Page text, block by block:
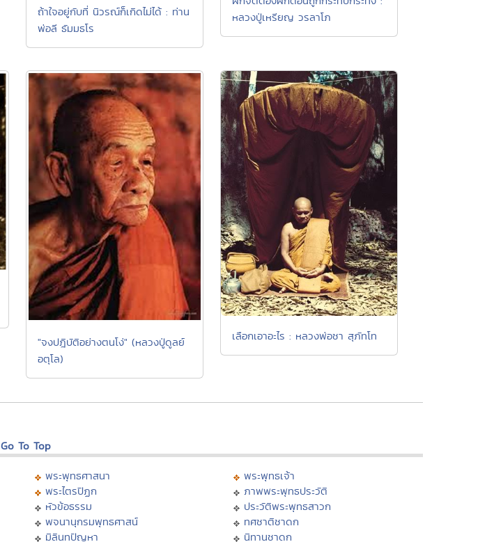
ถ้าใจอยู่กับที่ นิวรณ์ก็เกิดไม่ได้ : ท่าน
พ่อลี ธัมมธโร
หลวงปู่เหรียญ วรลาโภ
"จงปฎิบัติอย่างตนโง่" (หลวงปู่ดูลย์
อตุโล)
เลือกเอาอะไร : หลวงพ่อชา สุภัทโท
Go To Top
พระพุทธศาสนา
พระไตรปิฏก
หัวข้อธรรม
พจนานุกรมพุทธศาสน์
มิลินทปัญหา
พระพุทธเจ้า
ภาพพระพุทธประวัติ
ประวัติพระพุทธสาวก
ทศชาติชาดก
นิทานชาดก